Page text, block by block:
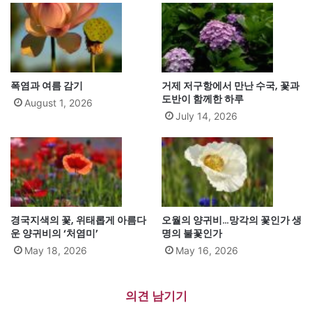
폭염과 여름 감기
August 1, 2026
거제 저구항에서 만난 수국, 꽃과
도반이 함께한 하루
July 14, 2026
경국지색의 꽃, 위태롭게 아름다
운 양귀비의 ‘처염미’
May 18, 2026
오월의 양귀비…망각의 꽃인가 생
명의 불꽃인가
May 16, 2026
의견 남기기